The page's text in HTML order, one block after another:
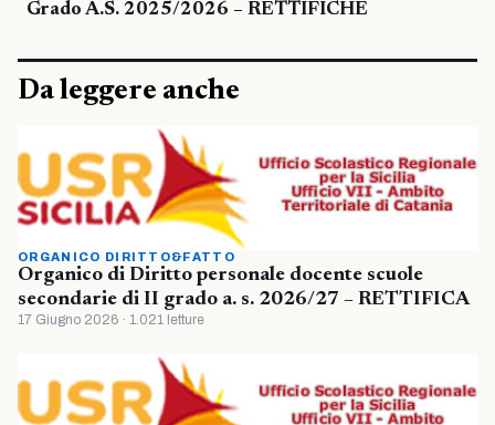
Grado A.S. 2025/2026 – RETTIFICHE
Da leggere anche
ORGANICO DIRITTO&FATTO
Organico di Diritto personale docente scuole
secondarie di II grado a. s. 2026/27 – RETTIFICA
17 Giugno 2026 · 1.021 letture